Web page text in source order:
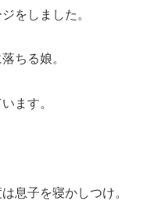
をしました。
ちる娘。
ます。
息子を寝かしつけ。